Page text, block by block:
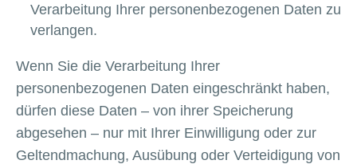
Verarbeitung Ihrer personenbezogenen Daten zu
verlangen.
Wenn Sie die Verarbeitung Ihrer
personenbezogenen Daten eingeschränkt haben,
dürfen diese Daten – von ihrer Speicherung
abgesehen – nur mit Ihrer Einwilligung oder zur
Geltendmachung, Ausübung oder Verteidigung von